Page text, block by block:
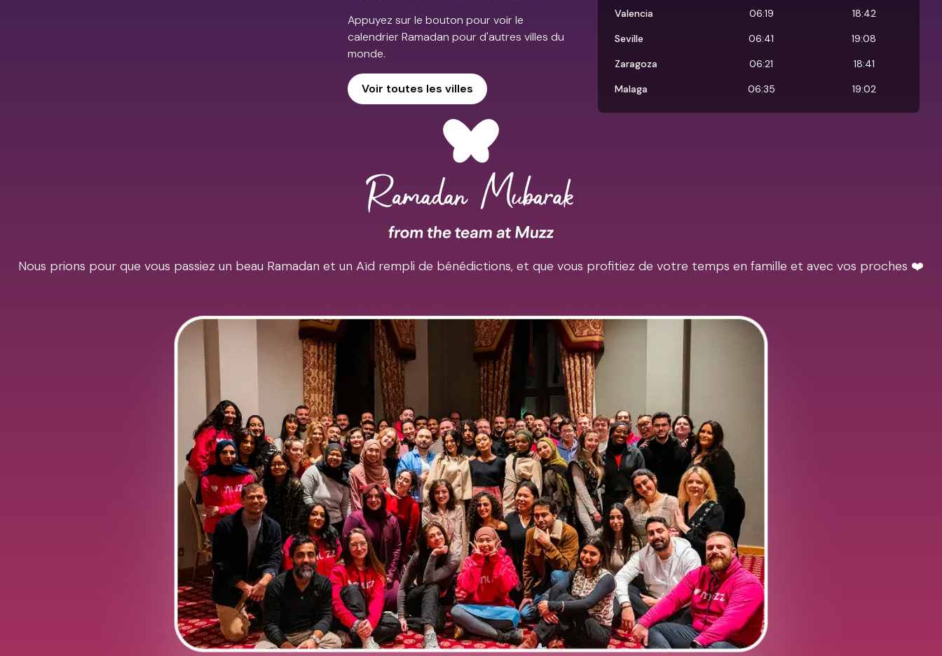
Appuyez sur le bouton pour voir le
calendrier Ramadan pour d'autres villes du
monde.
Voir toutes les villes
Valencia
06:19
18:42
Seville
06:41
19:08
Zaragoza
06:21
18:41
Malaga
06:35 19:02
Nous prions pour que vous passiez un beau Ramadan et un Aïd rempli de bénédictions, et que vous profitiez de votre temps en famille et avec vos proches ❤️